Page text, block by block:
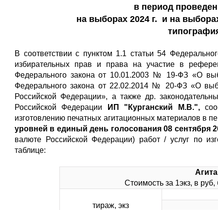
в период
на выборах 2024 г. и на
В соответствии с пунктом 1.1 статьи 54
избирательных прав и права на участие в
Федерального закона от 10.01.2003 № 19-ФЗ «О
Федерального закона от 22.02.2014 № 20-ФЗ «О
Российской Федерации», а также др.
Российской Федерации
ИП "Курганский М.В.",
изготовлению печатных агитационных материалов в
уровней в единый день голосования 08 сентября
валюте Российской Федерации) работ / услуг по
таблице:
Стоимость за 1экз, в
тираж, экз